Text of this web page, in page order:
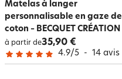
Matelas à langer
personnalisable en gaze de
coton – BECQUET CRÉATION
à partir de35,90 €
4.9/5 - 14 avis